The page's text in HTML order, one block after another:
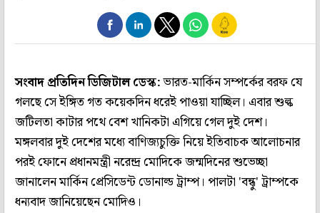
সংবাদ প্রতিদিন ডিজিটাল ডেস্ক:ভারত-মার্কিন সম্পর্কের বরফ যে
গলছে সে ইঙ্গিত গত কয়েকদিন ধরেই পাওয়া যাচ্ছিল। এবার শুল্ক
জটিলতা কাটার পথে বেশ খানিকটা এগিয়ে গেল দুই দেশ।
মঙ্গলবার দুই দেশের মধ্যে বাণিজ্যচুক্তি নিয়ে ইতিবাচক আলোচনার
পরই ফোনে প্রধানমন্ত্রী নরেন্দ্র মোদিকে জন্মদিনের শুভেচ্ছা
জানালেন মার্কিন প্রেসিডেন্ট ডোনাল্ড ট্রাম্প। পালটা 'বন্ধু' ট্রাম্পকে
ধন্যবাদ জানিয়েছেন মোদিও।